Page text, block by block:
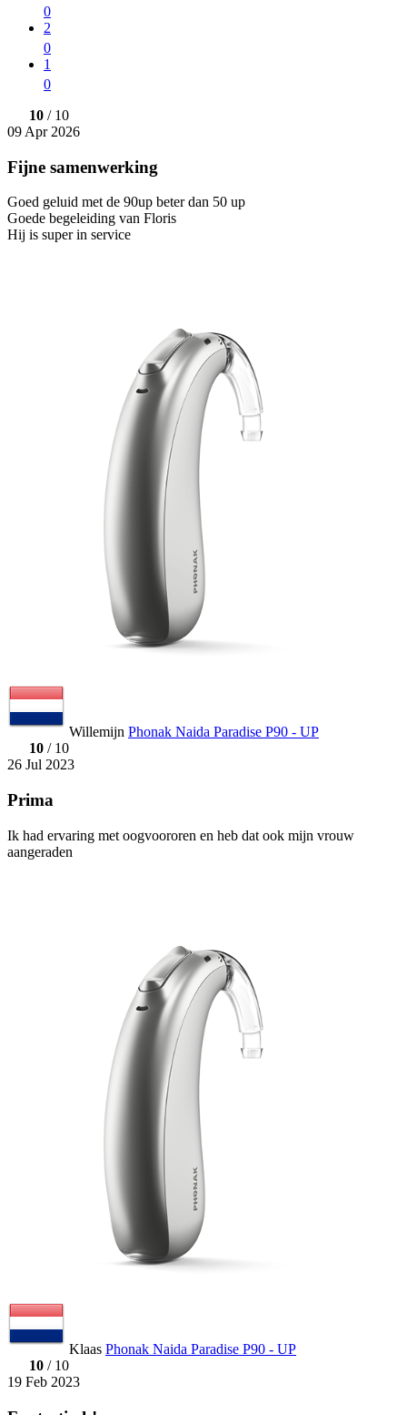
0
2
0
1
0
10 / 10
09 Apr 2026
Fijne samenwerking
Goed geluid met de 90up beter dan 50 up
Goede begeleiding van Floris
Hij is super in service
Willemijn Phonak Naida Paradise P90 - UP
10 / 10
26 Jul 2023
Prima
Ik had ervaring met oogvoororen en heb dat ook mijn vrouw
aangeraden
Klaas Phonak Naida Paradise P90 - UP
10 / 10
19 Feb 2023